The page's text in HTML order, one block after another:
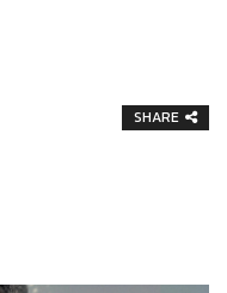
SHARE